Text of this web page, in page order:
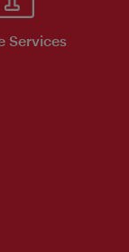
Services